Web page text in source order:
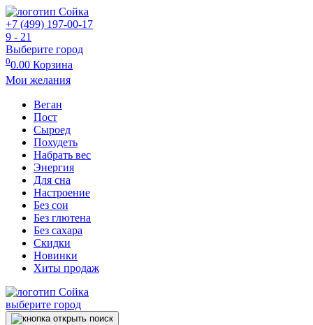
+7 (499) 197-00-17
9 - 21
Выберите город
00.00 Корзина
Мои желания
Веган
Пост
Сыроед
Похудеть
Набрать вес
Энергия
Для сна
Настроение
Без сои
Без глютена
Без сахара
Скидки
Новинки
Хиты продаж
выберите город